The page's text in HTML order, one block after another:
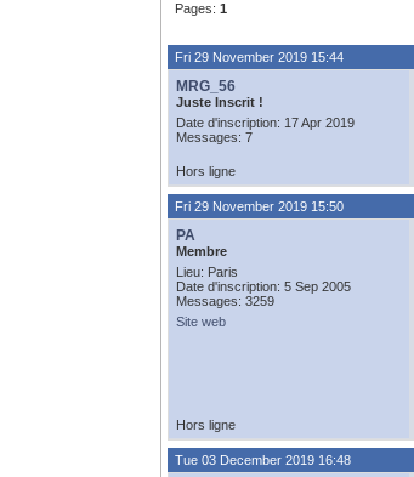
Pages: 1
Fri 29 November 2019 15:44
MRG_56
Juste Inscrit !
Date d'inscription: 17 Apr 2019
Messages: 7
Hors ligne
Fri 29 November 2019 15:50
PA
Membre
Lieu: Paris
Date d'inscription: 5 Sep 2005
Messages: 3259
Site web
Hors ligne
Tue 03 December 2019 16:48